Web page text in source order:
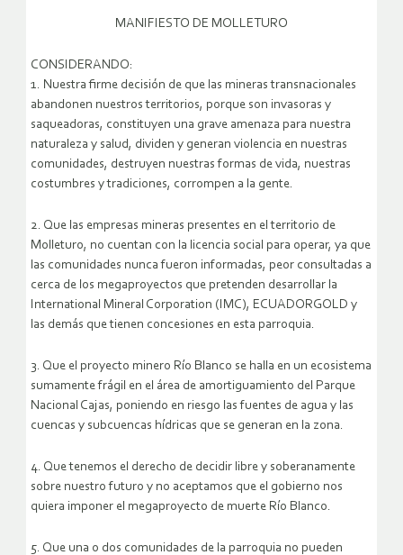
MANIFIESTO DE MOLLETURO
CONSIDERANDO:
1. Nuestra firme decisión de que las mineras transnacionales
abandonen nuestros territorios, porque son invasoras y
saqueadoras, constituyen una grave amenaza para nuestra
naturaleza y salud, dividen y generan violencia en nuestras
comunidades, destruyen nuestras formas de vida, nuestras
costumbres y tradiciones, corrompen a la gente.
2. Que las empresas mineras presentes en el territorio de
Molleturo, no cuentan con la licencia social para operar, ya que
las comunidades nunca fueron informadas, peor consultadas a
cerca de los megaproyectos que pretenden desarrollar la
International Mineral Corporation (IMC), ECUADORGOLD y
las demás que tienen concesiones en esta parroquia.
3. Que el proyecto minero Río Blanco se halla en un ecosistema
sumamente frágil en el área de amortiguamiento del Parque
Nacional Cajas, poniendo en riesgo las fuentes de agua y las
cuencas y subcuencas hídricas que se generan en la zona.
4. Que tenemos el derecho de decidir libre y soberanamente
sobre nuestro futuro y no aceptamos que el gobierno nos
quiera imponer el megaproyecto de muerte Río Blanco.
5. Que una o dos comunidades de la parroquia no pueden